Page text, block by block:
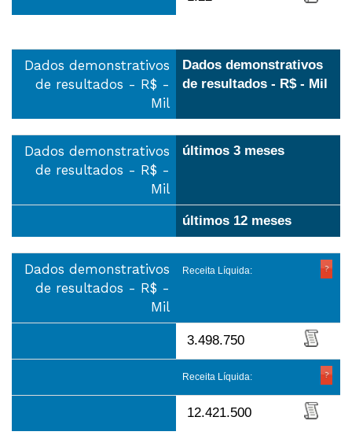
Dados demonstrativos
de resultados - R$ -
Mil
Dados demonstrativos
de resultados - R$ - Mil
Dados demonstrativos
de resultados - R$ -
Mil
últimos 3 meses
últimos 12 meses
Dados demonstrativos
de resultados - R$ -
Mil
Receita Líquida:
3.498.750
Receita Líquida:
12.421.500